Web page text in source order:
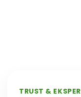
TRUST &